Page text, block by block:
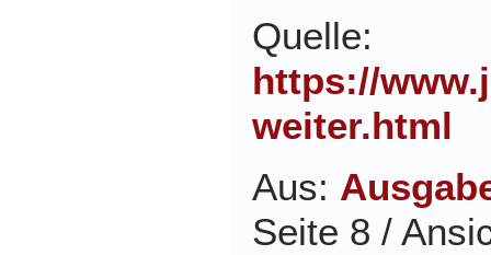
Quelle:
https://
weiter.html
Aus:
Seite 8 /